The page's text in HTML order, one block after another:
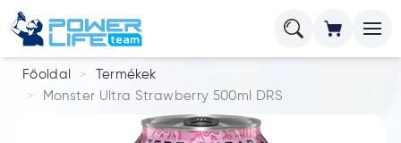
Főoldal
Termékek
Monster Ultra Strawberry 500ml DRS